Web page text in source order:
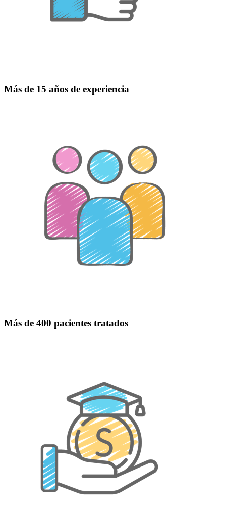
Más de 15 años de experiencia
Más de 400 pacientes tratados